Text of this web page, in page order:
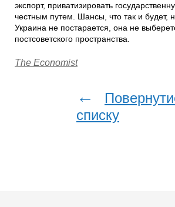
экспорт, приватизировать
честным путем. Шансы, что так и будет,
Украина не постарается, она не
постсоветского пространства.
The Economist
←
списку